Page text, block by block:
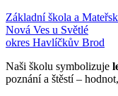
Základní škola a
Nová Ves u Světlé
okres Havlíčkův Brod
Naši školu symbolizuje
poznání a štěstí –